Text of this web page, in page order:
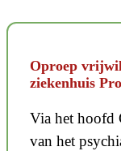
Oproep
ziekenhuis
Via het hoofd
van het